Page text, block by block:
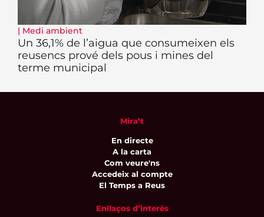
| Medi ambient
Un 36,1% de l’aigua que consumeixen els
reusencs prové dels pous i mines del
terme municipal
Mira’t
En directe
A la carta
Com veure'ns
Accedeix al compte
El Temps a Reus
Enllaços d’interès